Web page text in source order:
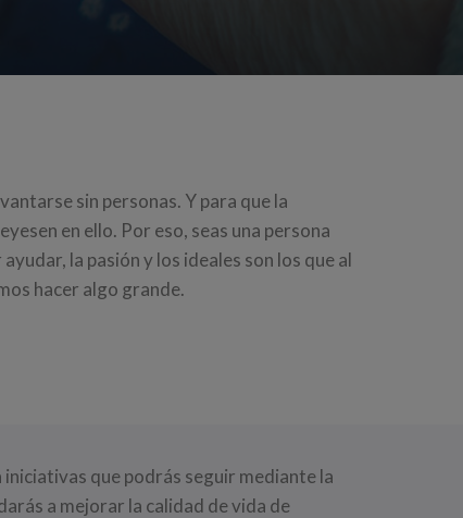
sin personas. Y para que la
en ello. Por eso, seas una persona
la pasión y los ideales son los que al
hacer algo grande.
que podrás seguir mediante la
a mejorar la calidad de vida de